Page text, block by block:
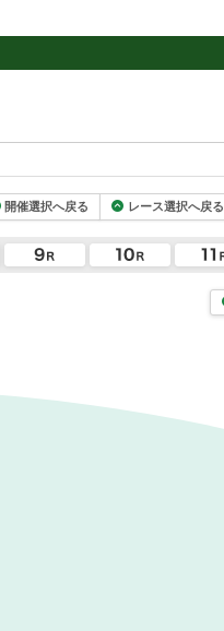
開催選択へ戻る レース選択へ戻る